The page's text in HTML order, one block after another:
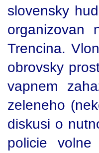
slovensky
organizovan
Trencina.
obrovsky
vapnem
zeleneho
diskusi o
policie